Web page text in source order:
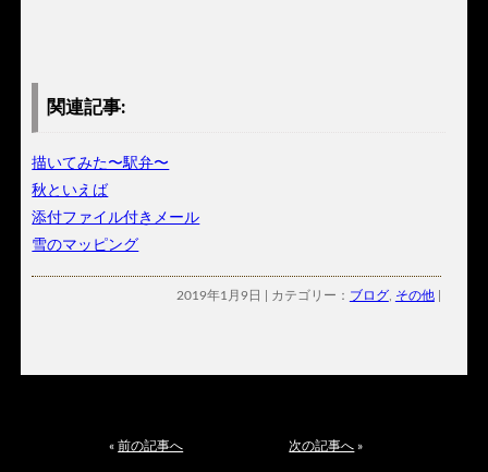
関連記事:
描いてみた〜駅弁〜
秋といえば
添付ファイル付きメール
雪のマッピング
2019年1月9日 | カテゴリー： ブログ その他|
«前の記事へ 次の記事へ »